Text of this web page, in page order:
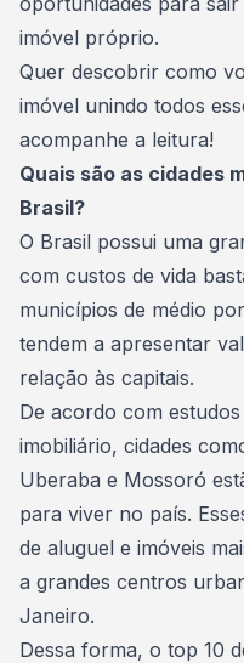
imóvel próprio.
Quer descobrir como
imóvel unindo todos
acompanhe a leitura!
Quais são as cidades
Brasil?
O Brasil possui uma
com custos de vida
municípios de médio
tendem a apresentar
relação às capitais.
De acordo com
imobiliário, cidades
Uberaba e Mossoró
para viver no país.
de aluguel e imóveis
a grandes centros
Janeiro.
Dessa forma, o top 10